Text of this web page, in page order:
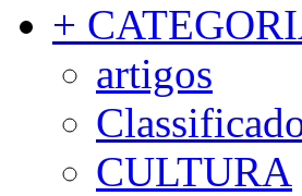
+
artigos
CULTURA